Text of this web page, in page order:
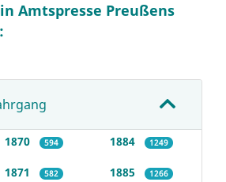
Amtspresse Preußens
1870 594
1871 582
1884 1249
1885 1266